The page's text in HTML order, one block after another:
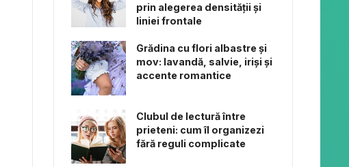
prin alegerea densității și
liniei frontale
Grădina cu flori albastre și
mov: lavandă, salvie, iriși și
accente romantice
Clubul de lectură între
prieteni: cum îl organizezi
fără reguli complicate